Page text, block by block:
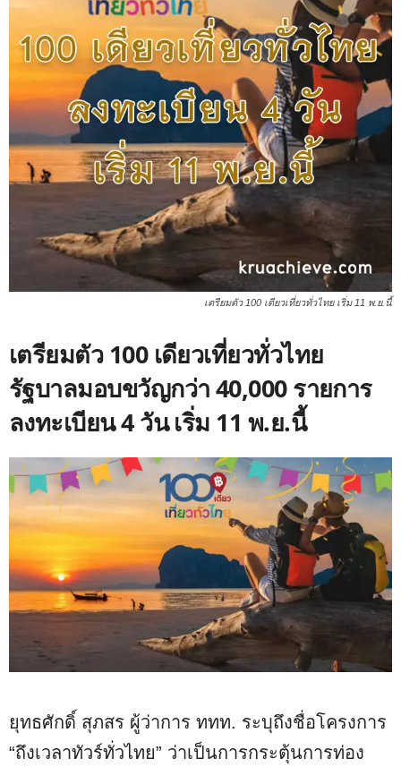
เตรียมตัว 100 เดียวเที่ยวทั่วไทย เริ่ม 11 พ.ย.นี้
เตรียมตัว 100 เดียวเที่ยวทั่วไทย
รัฐบาลมอบขวัญกว่า 40,000 รายการ
ลงทะเบียน 4 วัน เริ่ม 11 พ.ย.นี้
ยุทธศักดิ์ สุภสร ผู้ว่าการ ททท. ระบุถึงชื่อโครงการ
“ถึงเวลาทัวร์ทั่วไทย” ว่าเป็นการกระตุ้นการท่อง